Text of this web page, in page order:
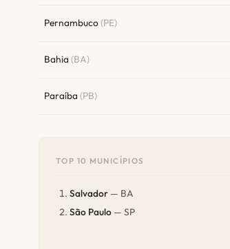
Pernambuco(PE)
Bahia (BA)
Paraíba (PB)
TOP 10 MUNICÍPIOS
Salvador — BA
São Paulo — SP